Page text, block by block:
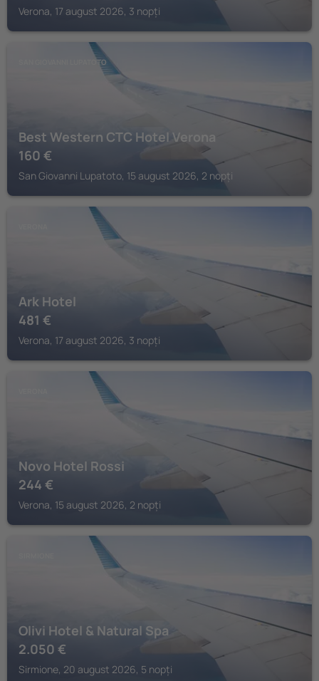
Verona, 17 august 2026, 3 nopți
SAN GIOVANNI LUPATOTO
Best Western CTC Hotel Verona
160 €
San Giovanni Lupatoto, 15 august 2026, 2 nopți
Ark Hotel
481 €
Verona, 17 august 2026, 3 nopți
Novo Hotel Rossi
244 €
Verona, 15 august 2026, 2 nopți
Olivi Hotel & Natural Spa
2.050 €
Sirmione, 20 august 2026, 5 nopți